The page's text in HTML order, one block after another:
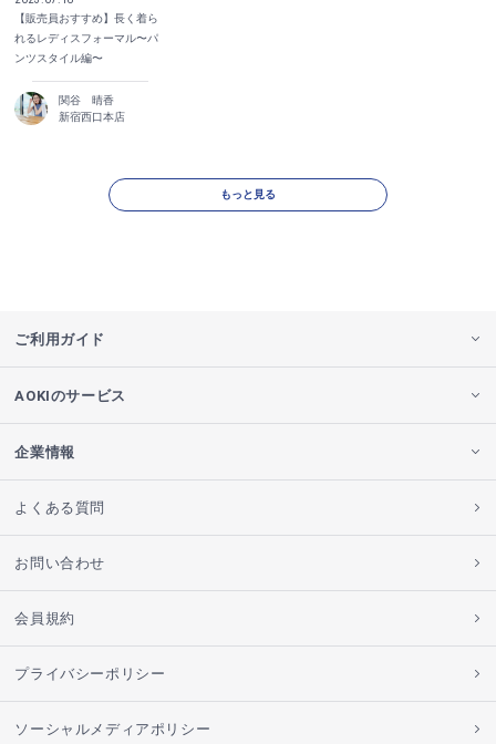
【販売員おすすめ】長く着ら
れるレディスフォーマル〜パ
ンツスタイル編〜
関谷 晴香
新宿西口本店
もっと見る
ご利用ガイド
AOKIのサービス
企業情報
よくある質問
お問い合わせ
会員規約
プライバシーポリシー
ソーシャルメディアポリシー